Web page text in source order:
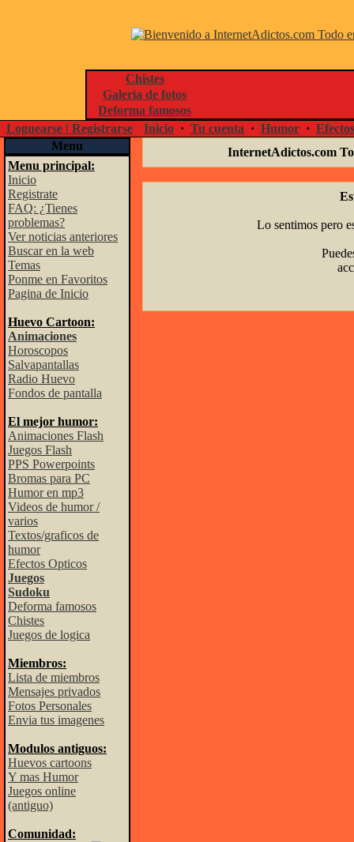
Chistes
Galeria de fotos
Deforma famosos
Loguearse | Registrarse
Inicio · Tu cuenta · Humor ·
Menu
Menu principal:
Inicio
Registrate
FAQ: ¿Tienes
problemas?
Ver noticias anteriores
Buscar en la web
Temas
Ponme en Favoritos
Pagina de Inicio
Huevo Cartoon:
Animaciones
Horoscopos
Salvapantallas
Radio Huevo
Fondos de pantalla
El mejor humor:
Animaciones Flash
Juegos Flash
PPS Powerpoints
Bromas para PC
Humor en mp3
Videos de humor /
varios
Textos/graficos de
humor
Efectos Opticos
Juegos
Sudoku
Deforma famosos
Chistes
Juegos de logica
Miembros:
Lista de miembros
Mensajes privados
Fotos Personales
Envia tus imagenes
Modulos antiguos:
Huevos cartoons
Y mas Humor
Juegos online
(antiguo)
Comunidad:
InternetAdictos.com
Lo sentimos pero